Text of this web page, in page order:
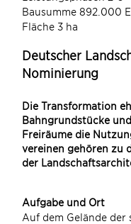
Bausumme 892.000
Fläche 3 ha
Deutscher
Nominierung
Die Transformation
Bahngrundstücke
Freiräume die
vereinen gehören zu
der
Aufgabe und Ort
Auf dem Gelände